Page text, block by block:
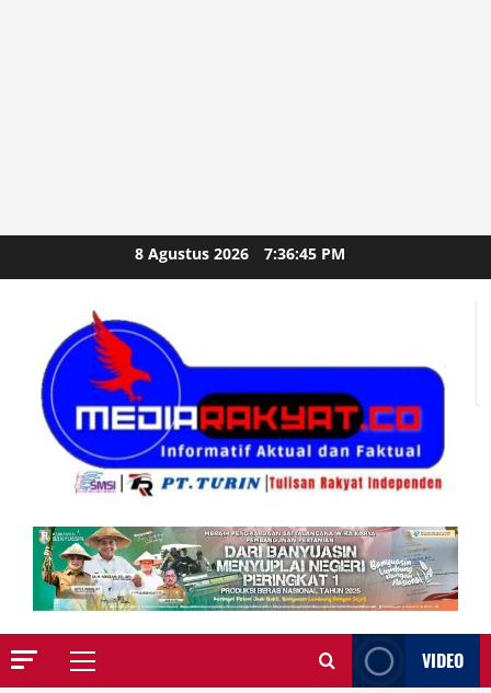
to
8 Agustus 2026 7:36:47 PM
Primary
VIDEO